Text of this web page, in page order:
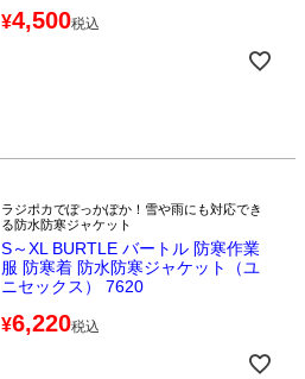
¥4,500税込
ラジポカでぽっかぽか！雪や雨にも対応でき
る防水防寒ジャケット
S～XL BURTLE バートル 防寒作業
服 防寒着 防水防寒ジャケット（ユ
ニセックス） 7620
¥6,220税込